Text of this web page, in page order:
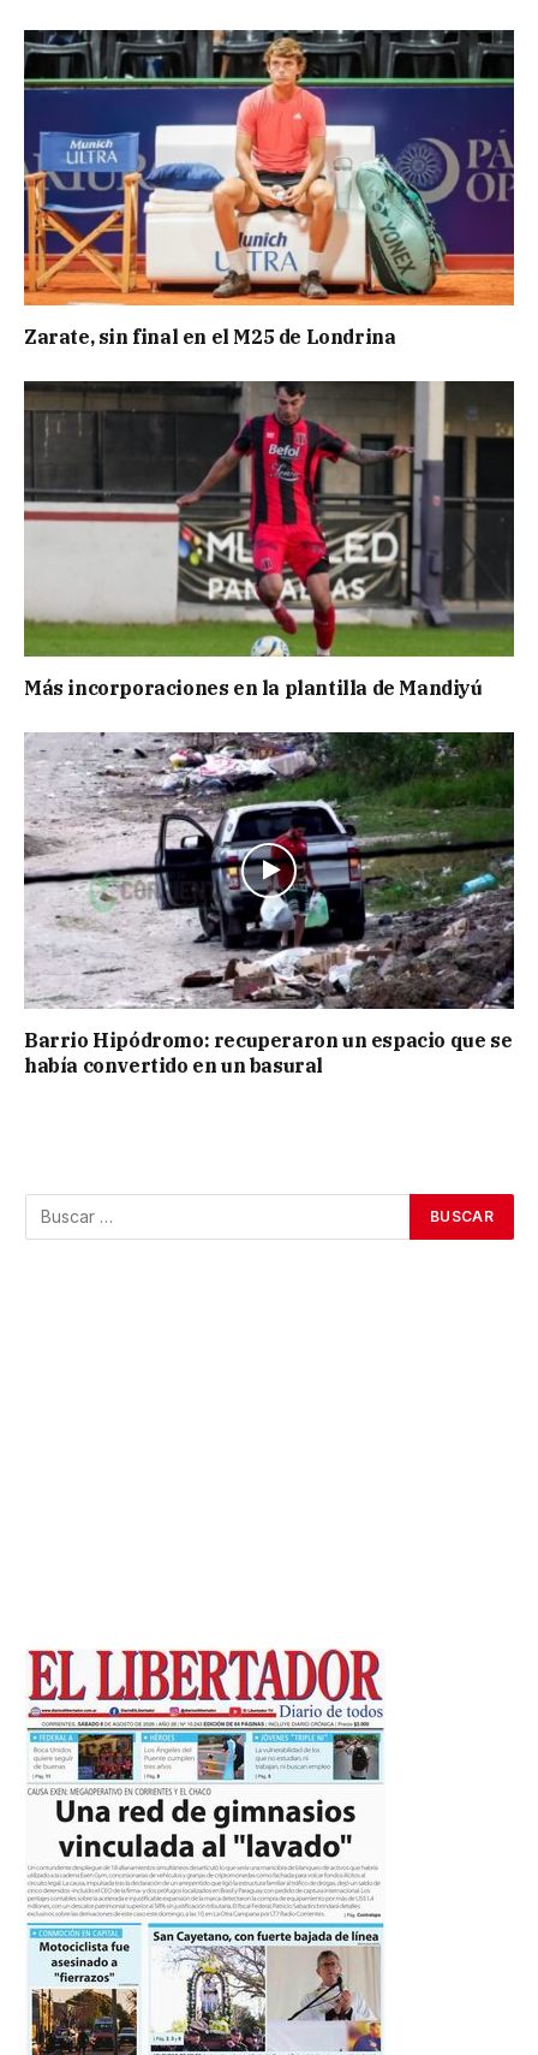
Zarate, sin final en el M25 de Londrina
Más incorporaciones en la plantilla de Mandiyú
Barrio Hipódromo: recuperaron un espacio que se
había convertido en un basural